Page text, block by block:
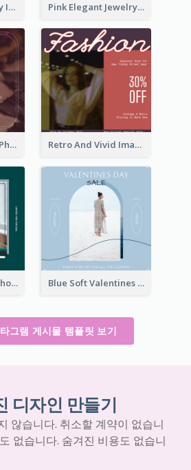
World Wildlife Day Instagram Post Pink Elegant Jewelry Sale Valentines Day Instagram Post
Purple Ice Cream Photo Dessert Sale Instagram Post Retro And Vivid Image Instagram Post Design Idea
Green Furniture Photo Furniture Sale Instagram Post Blue Soft Valentines Day Limited Sale Instagram Post
그램 게시물 템플릿 보기
디자인 만들기
않습니다. 취소할 계약이 없습니
없습니다. 숨겨진 비용도 없습니